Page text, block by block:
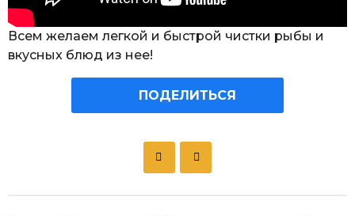
Всем желаем легкой и быстрой чистки рыбы и
вкусных блюд из нее!
ПОДЕЛИТЬСЯ